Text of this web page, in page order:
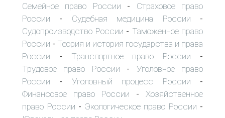
Семейное право России - Страховое право
России - Судебная медицина России -
Судопроизводство России - Таможенное право
России - Теория и история государства и права
России - Транспортное право России -
Трудовое право России - Уголовное право
России - Уголовный процесс России -
Финансовое право России - Хозяйственное
право России - Экологическое право России -